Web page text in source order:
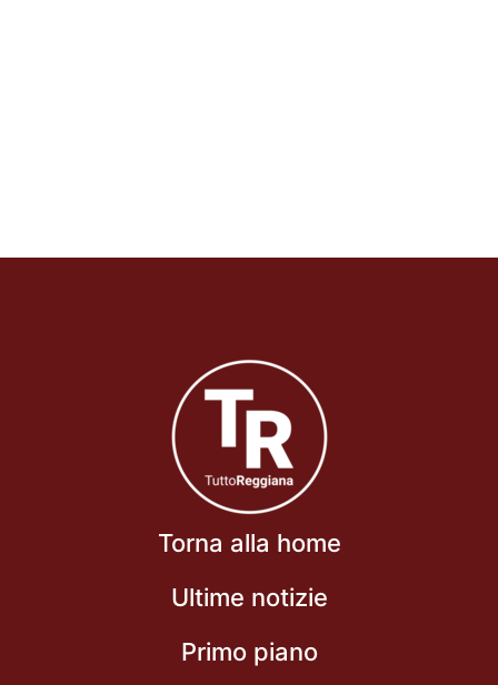
Torna alla home
Ultime notizie
Primo piano